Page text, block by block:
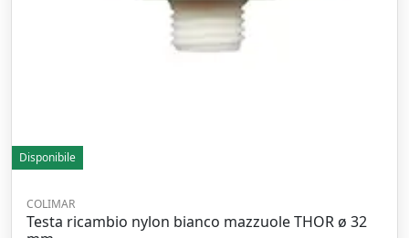
Disponibile
COLIMAR
Testa ricambio nylon bianco mazzuole THOR ø 32